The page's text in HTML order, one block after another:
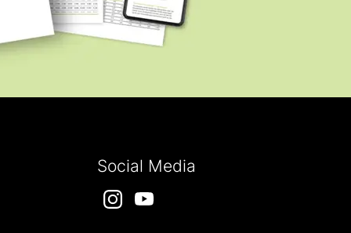
Social Media
Instagram
YouTube